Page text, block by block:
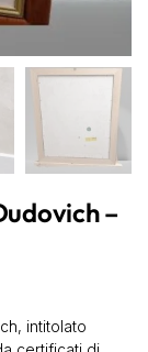
–
intitolato